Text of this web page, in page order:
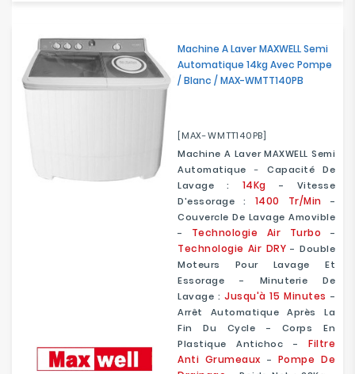
Machine A Laver MAXWELL Semi
Automatique 14kg Avec Pompe
/ Blanc / MAX-WMTT140PB
[MAX-WMTT140PB]
Machine A Laver MAXWELL Semi
Automatique - Capacité De
Lavage : 14Kg - Vitesse
D'essorage : 1400 Tr/min -
Couvercle De Lavage Amovible
- Technologie Air Turbo -
Technologie Air DRY - Double
Moteurs Pour Lavage Et
Essorage - Minuterie De
Lavage : Jusqu'à 15 Minutes -
Arrêt Automatique Après La
Fin Du Cycle - Corps En
Plastique Antichoc -
Filtre
Anti Grumeaux - Pompe De